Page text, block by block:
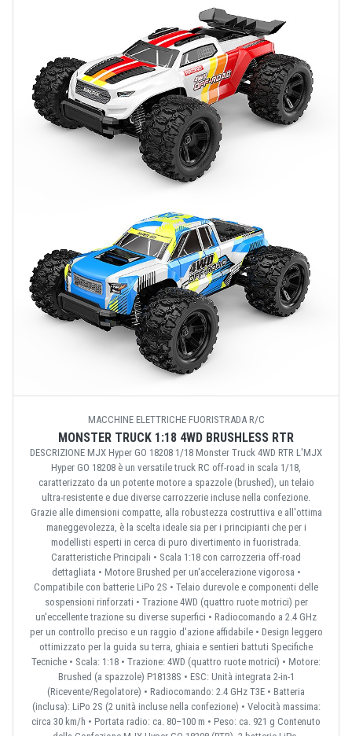
MACCHINE ELETTRICHE FUORISTRADA R/C
MONSTER TRUCK 1:18 4WD BRUSHLESS RTR
DESCRIZIONE MJX Hyper GO 18208 1/18 Monster Truck 4WD RTR L'MJX
Hyper GO 18208 è un versatile truck RC off-road in scala 1/18,
caratterizzato da un potente motore a spazzole (brushed), un telaio
ultra-resistente e due diverse carrozzerie incluse nella confezione.
Grazie alle dimensioni compatte, alla robustezza costruttiva e all'ottima
maneggevolezza, è la scelta ideale sia per i principianti che per i
modellisti esperti in cerca di puro divertimento in fuoristrada.
Caratteristiche Principali • Scala 1:18 con carrozzeria off-road
dettagliata • Motore Brushed per un'accelerazione vigorosa •
Compatibile con batterie LiPo 2S • Telaio durevole e componenti delle
sospensioni rinforzati • Trazione 4WD (quattro ruote motrici) per
un'eccellente trazione su diverse superfici • Radiocomando a 2.4 GHz
per un controllo preciso e un raggio d'azione affidabile • Design leggero
ottimizzato per la guida su terra, ghiaia e sentieri battuti Specifiche
Tecniche • Scala: 1:18 • Trazione: 4WD (quattro ruote motrici) • Motore:
Brushed (a spazzole) P18138S • ESC: Unità integrata 2-in-1
(Ricevente/Regolatore) • Radiocomando: 2.4 GHz T3E • Batteria
(inclusa): LiPo 2S (2 unità incluse nella confezione) • Velocità massima:
circa 30 km/h • Portata radio: ca. 80–100 m • Peso: ca. 921 g Contenuto